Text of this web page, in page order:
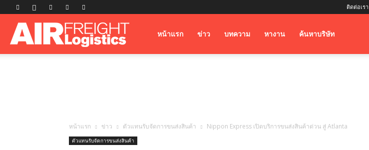
ติดต่อเรา
Airfreightหน้าแรก ข่าว บทความ หางาน ค้นหาบริษัท
หน้าแรก ข่าว ตัวแทนรับจัดการขนส่งสินค้า Nippon Express เปิดบริการขนส่งสินค้าด่วน สู่ Atlanta
ตัวแทนรับจัดการขนส่งสินค้า